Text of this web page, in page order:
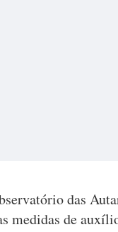
das
medidas de